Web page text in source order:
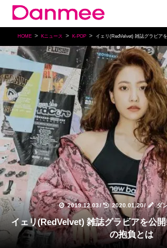
HOME Kニュース K-POP イェリ(RedVelvet) 雑誌グラビア
2019.12.03/ 2020.01.20/ ダ
イェリ(RedVelvet) 雑誌グラビアを公開! 彼女が語った2020年
の抱負とは